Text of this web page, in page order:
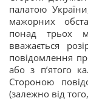
палатою
мажорних
понад трьох
вважається
повідомлення
або з п’ятого
Стороною
(залежно від